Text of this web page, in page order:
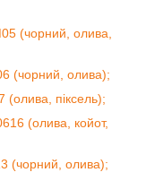
(чорний, олива,
(чорний, олива);
(олива, піксель);
(олива, койот,
(чорний, олива);